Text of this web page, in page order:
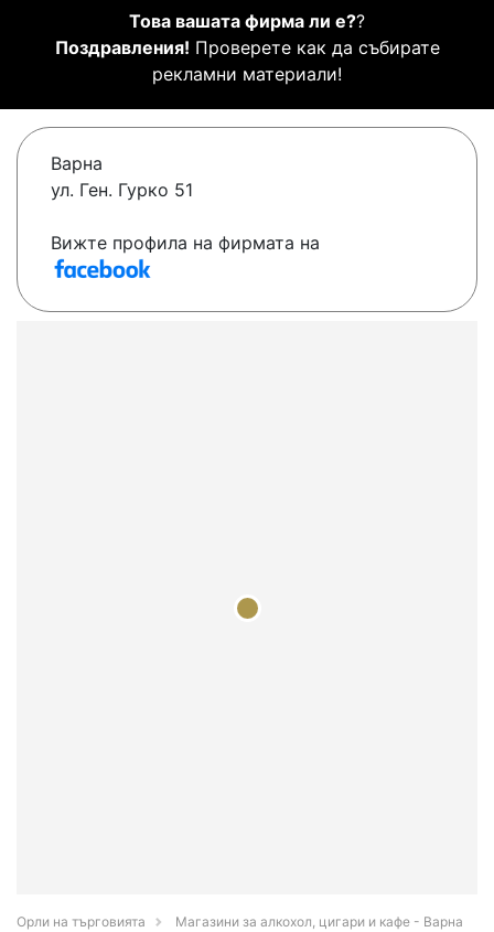
Това вашата фирма ли е??
Поздравления! Проверете как да събирате
рекламни материали!
Варна
ул. Ген. Гурко 51
Вижте профила на фирмата на
Орли на търговията
Магазини за алкохол, цигари и кафе - Варна